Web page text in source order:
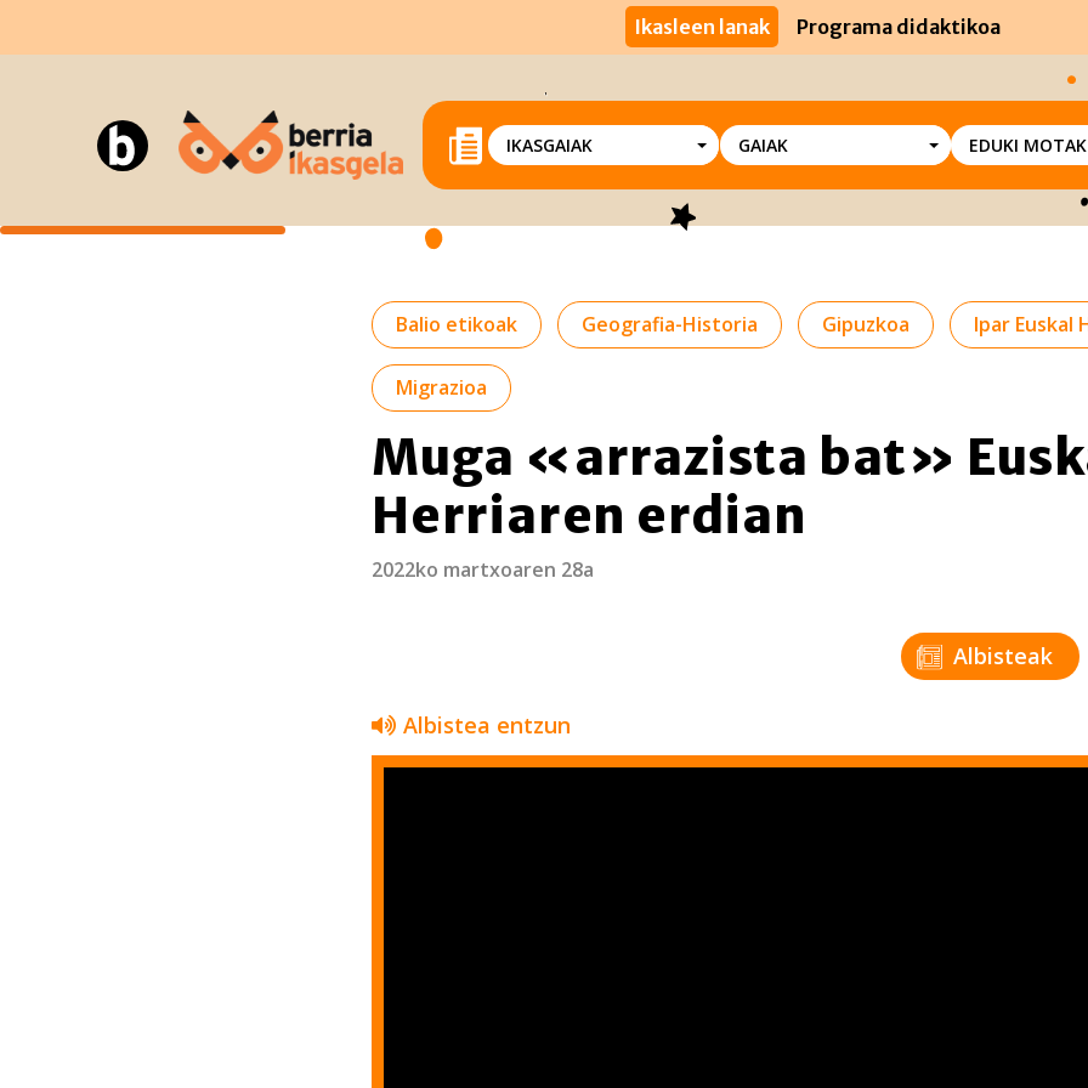
Ikasleen lanak Programa didaktikoa
IKASGAIAK GAIAK EDUKI MOTAK
Balio etikoak Geografia-Historia Gipuzkoa Ipar Euskal
Migrazioa
Muga «arrazista bat»
Herriaren erdian
2022ko martxoaren 28a
Albisteak
Albistea entzun